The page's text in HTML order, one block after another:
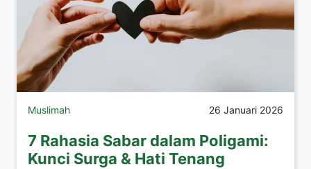
Muslimah 26 Januari 2026
7 Rahasia Sabar dalam Poligami:
Kunci Surga & Hati Tenang